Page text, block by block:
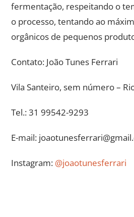
fermentação, respeitando o
o processo, tentando ao
orgânicos de pequenos
Contato: João Tunes Ferrari
Vila Santeiro, sem número –
Tel.: 31 99542-9293
E-mail:
Instagram: @joaotunesferrari